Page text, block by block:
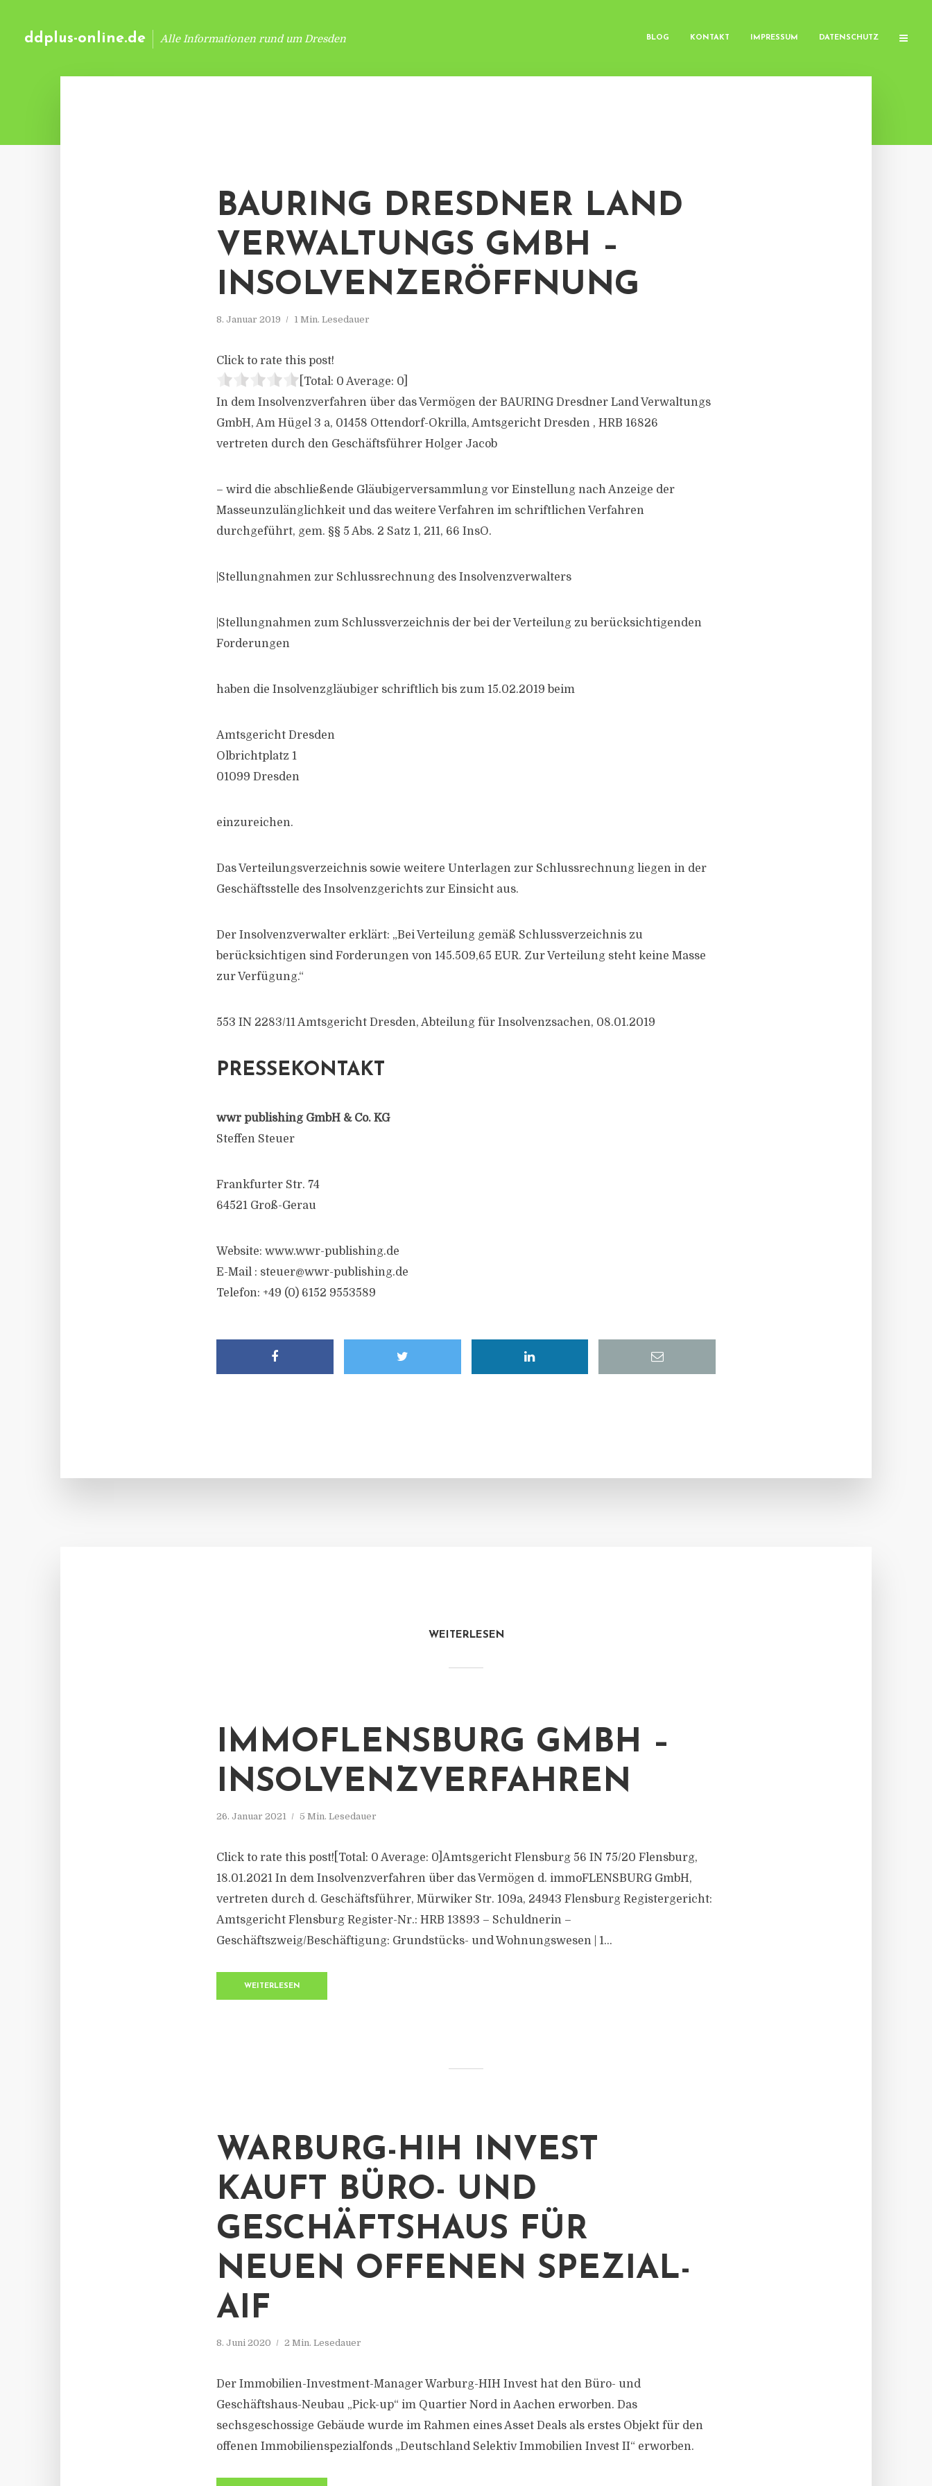
ddplus-online.de Alle Informationen rund um Dresden BLOG KONTAKT IMPRESSUM DATENSCHUTZ
BAURING DRESDNER LAND
VERWALTUNGS GMBH –
INSOLVENZERÖFFNUNG
8. Januar 2019 1 Min. Lesedauer
Click to rate this post!
[Total: 0 Average: 0
In dem Insolvenzverfahren über das Vermögen der BAURING Dresdner Land Verwaltungs
GmbH, Am Hügel 3 a, 01458 Ottendorf-Okrilla, Amtsgericht Dresden , HRB 16826
vertreten durch den Geschäftsführer Holger Jacob
– wird die abschließende Gläubigerversammlung vor Einstellung nach Anzeige der
Masseunzulänglichkeit und das weitere Verfahren im schriftlichen Verfahren
durchgeführt, gem. §§ 5 Abs. 2 Satz 1, 211, 66 InsO.
|Stellungnahmen zur Schlussrechnung des Insolvenzverwalters
|Stellungnahmen zum Schlussverzeichnis der bei der Verteilung zu berücksichtigenden
Forderungen
haben die Insolvenzgläubiger schriftlich bis zum 15.02.2019 beim
Amtsgericht Dresden
Olbrichtplatz 1
01099 Dresden
einzureichen.
Das Verteilungsverzeichnis sowie weitere Unterlagen zur Schlussrechnung liegen in der
Geschäftsstelle des Insolvenzgerichts zur Einsicht aus.
Der Insolvenzverwalter erklärt: „Bei Verteilung gemäß Schlussverzeichnis zu
berücksichtigen sind Forderungen von 145.509,65 EUR. Zur Verteilung steht keine Masse
zur Verfügung.“
553 IN 2283/11 Amtsgericht Dresden, Abteilung für Insolvenzsachen, 08.01.2019
PRESSEKONTAKT
wwr publishing GmbH & Co. KG
Steffen Steuer
Frankfurter Str. 74
64521 Groß-Gerau
Website: www.wwr-publishing.de
E-Mail : steuer@wwr-publishing.de
Telefon: +49 (0) 6152 9553589
WEITERLESEN
IMMOFLENSBURG GMBH –
INSOLVENZVERFAHREN
26. Januar 2021 5 Min. Lesedauer
Click to rate this post![Total: 0 Average: 0]Amtsgericht Flensburg 56 IN 75/20 Flensburg,
18.01.2021 In dem Insolvenzverfahren über das Vermögen d. immoFLENSBURG GmbH,
vertreten durch d. Geschäftsführer, Mürwiker Str. 109a, 24943 Flensburg Registergericht:
Amtsgericht Flensburg Register-Nr.: HRB 13893 – Schuldnerin –
Geschäftszweig/Beschäftigung: Grundstücks- und Wohnungswesen | 1...
WEITERLESEN
WARBURG-HIH INVEST
KAUFT BÜRO- UND
GESCHÄFTSHAUS FÜR
NEUEN OFFENEN SPEZIAL-
AIF
8. Juni 2020 2 Min. Lesedauer
Der Immobilien-Investment-Manager Warburg-HIH Invest hat den Büro- und
Geschäftshaus-Neubau „Pick-up“ im Quartier Nord in Aachen erworben. Das
sechsgeschossige Gebäude wurde im Rahmen eines Asset Deals als erstes Objekt für den
offenen Immobilienspezialfonds „Deutschland Selektiv Immobilien Invest II“ erworben.